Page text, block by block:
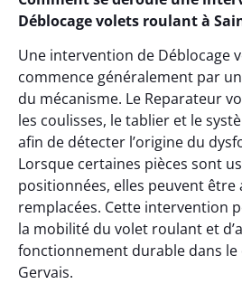
Déblocage volets roulant à
Une intervention de Déblocage
commence généralement par
du mécanisme. Le Reparateur
les coulisses, le tablier et le
afin de détecter l’origine du
Lorsque certaines pièces sont
positionnées, elles peuvent être
remplacées. Cette intervention
la mobilité du volet roulant et
fonctionnement durable dans
Gervais.